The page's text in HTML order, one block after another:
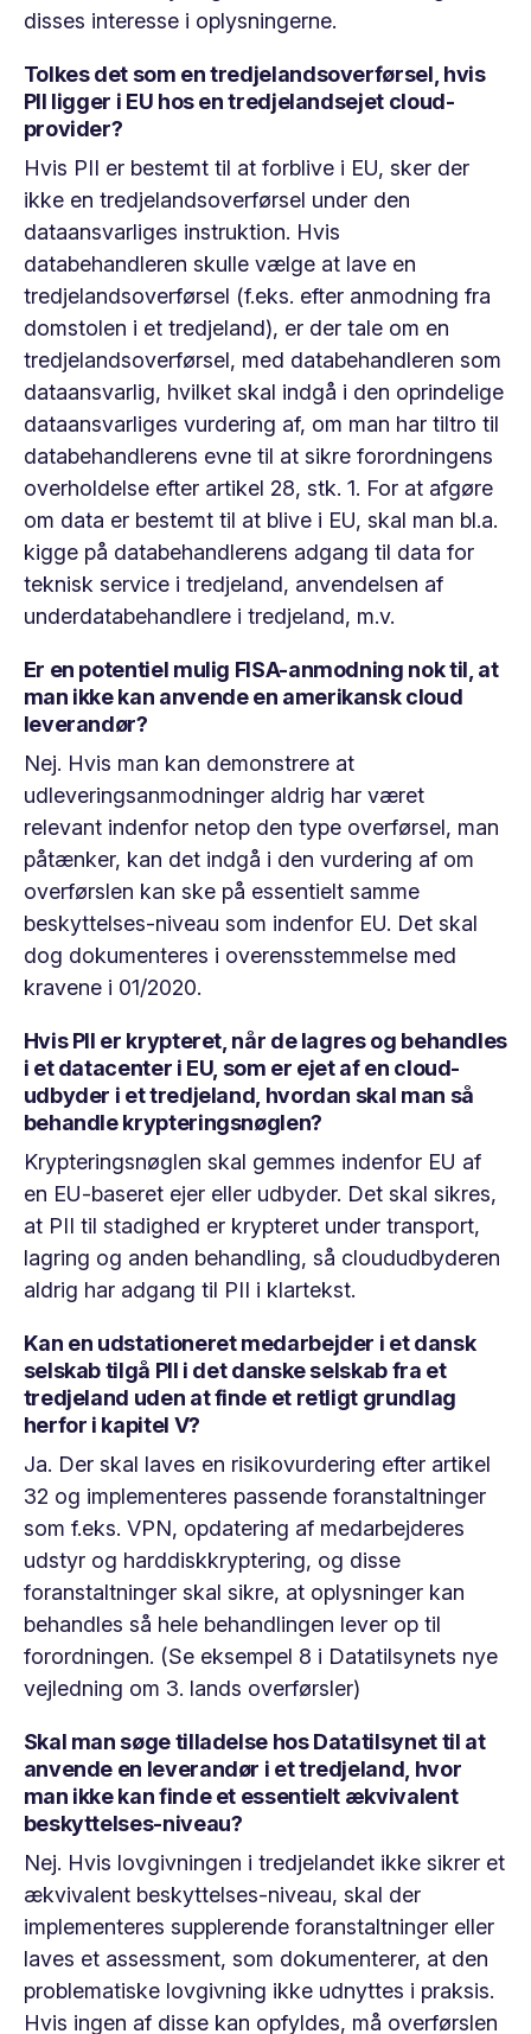
disses interesse i oplysningerne.
Tolkes det som en tredjelandsoverførsel, hvis
PII ligger i EU hos en tredjelandsejet cloud-
provider?
Hvis PII er bestemt til at forblive i EU, sker der
ikke en tredjelandsoverførsel under den
dataansvarliges instruktion. Hvis
databehandleren skulle vælge at lave en
tredjelandsoverførsel (f.eks. efter anmodning fra
domstolen i et tredjeland), er der tale om en
tredjelandsoverførsel, med databehandleren som
dataansvarlig, hvilket skal indgå i den oprindelige
dataansvarliges vurdering af, om man har tiltro til
databehandlerens evne til at sikre forordningens
overholdelse efter artikel 28, stk. 1. For at afgøre
om data er bestemt til at blive i EU, skal man bl.a.
kigge på databehandlerens adgang til data for
teknisk service i tredjeland, anvendelsen af
underdatabehandlere i tredjeland, m.v.
Er en potentiel mulig FISA-anmodning nok til, at
man ikke kan anvende en amerikansk cloud
leverandør?
Nej. Hvis man kan demonstrere at
udleveringsanmodninger aldrig har været
relevant indenfor netop den type overførsel, man
påtænker, kan det indgå i den vurdering af om
overførslen kan ske på essentielt samme
beskyttelses-niveau som indenfor EU. Det skal
dog dokumenteres i overensstemmelse med
kravene i 01/2020.
Hvis PII er krypteret, når de lagres og behandles
i et datacenter i EU, som er ejet af en cloud-
udbyder i et tredjeland, hvordan skal man så
behandle krypteringsnøglen?
Krypteringsnøglen skal gemmes indenfor EU af
en EU-baseret ejer eller udbyder. Det skal sikres,
at PII til stadighed er krypteret under transport,
lagring og anden behandling, så cloududbyderen
aldrig har adgang til PII i klartekst.
Kan en udstationeret medarbejder i et dansk
selskab tilgå PII i det danske selskab fra et
tredjeland uden at finde et retligt grundlag
herfor i kapitel V?
Ja. Der skal laves en risikovurdering efter artikel
32 og implementeres passende foranstaltninger
som f.eks. VPN, opdatering af medarbejderes
udstyr og harddiskkryptering, og disse
foranstaltninger skal sikre, at oplysninger kan
behandles så hele behandlingen lever op til
forordningen. (Se eksempel 8 i Datatilsynets nye
vejledning om 3. lands overførsler)
Skal man søge tilladelse hos Datatilsynet til at
anvende en leverandør i et tredjeland, hvor
man ikke kan finde et essentielt ækvivalent
beskyttelses-niveau?
Nej. Hvis lovgivningen i tredjelandet ikke sikrer et
ækvivalent beskyttelses-niveau, skal der
implementeres supplerende foranstaltninger eller
laves et assessment, som dokumenterer, at den
problematiske lovgivning ikke udnyttes i praksis.
Hvis ingen af disse kan opfyldes, må overførslen